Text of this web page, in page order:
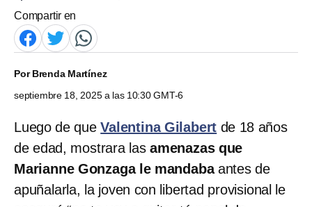
Compartir en
PorBrenda Martínez
septiembre 18, 2025 a las 10:30 GMT-6
Luego de que Valentina Gilabert de 18 años
de edad, mostrara lasamenazas que
Marianne Gonzaga le mandabaantes de
apuñalarla, la joven con libertad provisional le